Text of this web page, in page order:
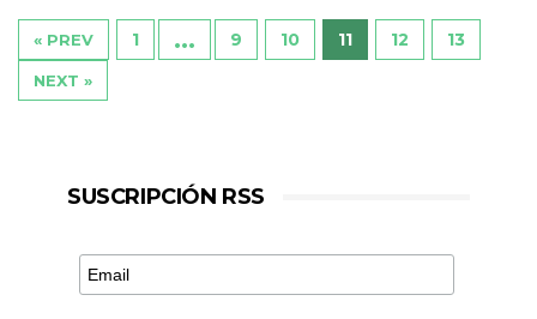
« PREV 1 … 9 10 11 12 13
NEXT »
SUSCRIPCIÓN RSS